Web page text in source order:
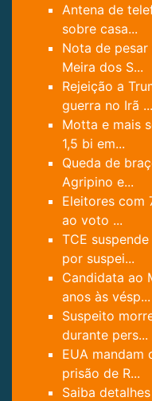
Antena de
sobre casa...
Nota de
Meira dos S...
Rejeição a
guerra no Irã ...
Motta e mais
1,5 bi em...
Queda de
Agripino e...
Eleitores com
ao voto ...
TCE
por suspei...
Candidata ao
anos às vésp...
Suspeito
durante pers...
EUA mandam
prisão de R...
Saiba